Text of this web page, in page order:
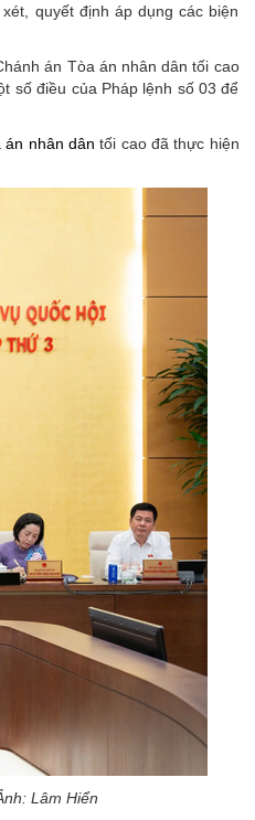
quyết định áp dụng các biện
án Tòa án nhân dân tối cao
số điều của Pháp lệnh số 03 để
án nhân dân tối cao đã thực hiện
Lâm Hiển